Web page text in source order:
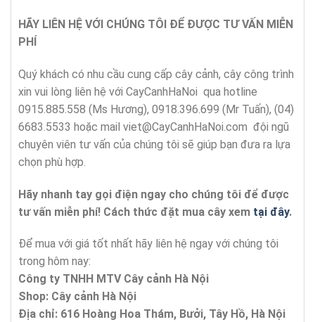
HÃY LIÊN HỆ VỚI CHÚNG TÔI ĐỂ ĐƯỢC TƯ VẤN MIỄN
PHÍ
Quý khách có nhu cầu cung cấp cây cảnh, cây công trình
xin vui lòng liên hệ với CayCanhHaNoi qua hotline
0915.885.558 (Ms Hương), 0918.396.699 (Mr Tuấn), (04)
6683.5533 hoặc mail viet@CayCanhHaNoi.com đội ngũ
chuyên viên tư vấn của chúng tôi sẽ giúp bạn đưa ra lựa
chọn phù hợp.
Hãy nhanh tay gọi điện ngay cho chúng tôi để được
tư vấn miễn phí! Cách thức đặt mua cây xem tại đây.
Để mua với giá tốt nhất hãy liên hệ ngay với chúng tôi
trong hôm nay:
Công ty TNHH MTV Cây cảnh Hà Nội
Shop: Cây cảnh Hà Nội
Địa chỉ: 616 Hoàng Hoa Thám, Bưởi, Tây Hồ, Hà Nội